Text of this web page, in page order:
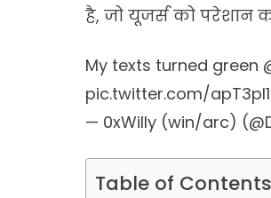
है, जो यूजर्स को परेशान
My texts turned green
pic.twitter.com/
— 0xWilly (win/arc)
Table of Contents